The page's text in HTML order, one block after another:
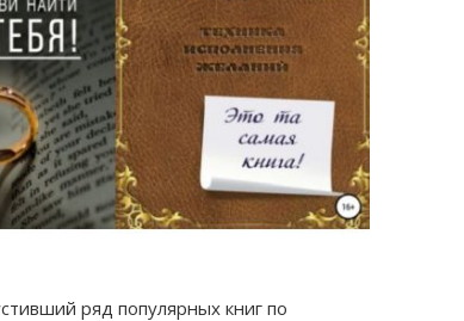
ряд популярных книг по